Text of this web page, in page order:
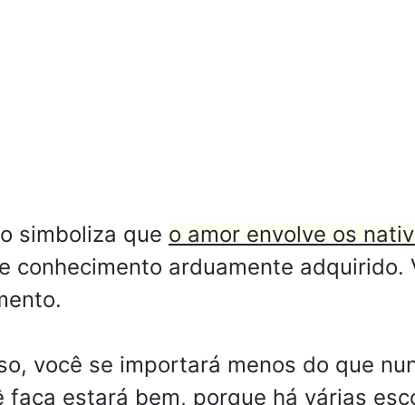
simboliza que o amor envolve os
conhecimento arduamente adquirido.
você se importará menos do que
estará bem, porque há várias